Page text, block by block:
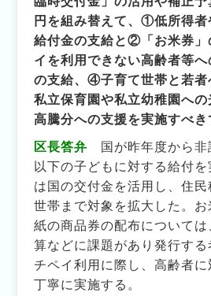
円を組み替えて、①低所得者
給付金の支給と②「お米券
イを利用できない高齢者等へ
の支給、④子育て世帯と若
私立保育園や私立幼稚園へ
高騰分への支援を実施すべき
区長答弁 国が昨年度から
以下の子どもに対する給付
は国の交付金を活用し、住
世帯まで対象を拡大した。
紙の商品券の配布について
算などに課題があり発行す
チペイ利用に際し、高齢者
丁寧に実施する。